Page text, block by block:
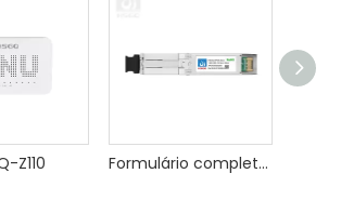
Z110 Formulário completo do XPON Stick personalizado